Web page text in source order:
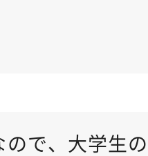
で、大学生